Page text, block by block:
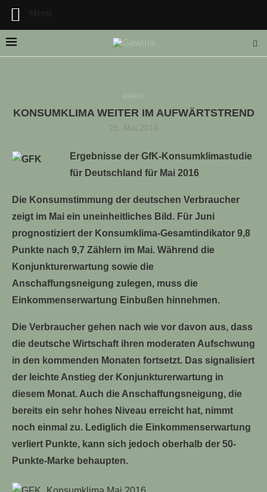
STELLENANGEBOTE!!!
KONSUMKLIMA WEITER IM AUFWÄRTSTREND
25. Mai 2016
Ergebnisse der GfK-Konsumklimastudie
für Deutschland für Mai 2016
Die Konsumstimmung der deutschen Verbraucher
zeigt im Mai ein uneinheitliches Bild. Für Juni
prognostiziert der Konsumklima-Gesamtindikator 9,8
Punkte nach 9,7 Zählern im Mai. Während die
Konjunkturerwartung sowie die
Anschaffungsneigung zulegen, muss die
Einkommenserwartung Einbußen hinnehmen.
Die Verbraucher gehen nach wie vor davon aus, dass
die deutsche Wirtschaft ihren moderaten Aufschwung
in den kommenden Monaten fortsetzt. Das signalisiert
der leichte Anstieg der Konjunkturerwartung in
diesem Monat. Auch die Anschaffungsneigung, die
bereits ein sehr hohes Niveau erreicht hat, nimmt
noch einmal zu. Lediglich die Einkommenserwartung
verliert Punkte, kann sich jedoch oberhalb der 50-
Punkte-Marke behaupten.